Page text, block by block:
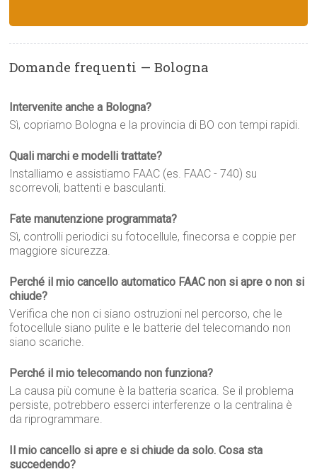
Domande frequenti — Bologna
Intervenite anche a Bologna?
Sì, copriamo Bologna e la provincia di BO con tempi rapidi.
Quali marchi e modelli trattate?
Installiamo e assistiamo FAAC (es. FAAC - 740) su
scorrevoli, battenti e basculanti.
Fate manutenzione programmata?
Sì, controlli periodici su fotocellule, finecorsa e coppie per
maggiore sicurezza.
Perché il mio cancello automatico FAAC non si apre o non si
chiude?
Verifica che non ci siano ostruzioni nel percorso, che le
fotocellule siano pulite e le batterie del telecomando non
siano scariche.
Perché il mio telecomando non funziona?
La causa più comune è la batteria scarica. Se il problema
persiste, potrebbero esserci interferenze o la centralina è
da riprogrammare.
Il mio cancello si apre e si chiude da solo. Cosa sta
succedendo?